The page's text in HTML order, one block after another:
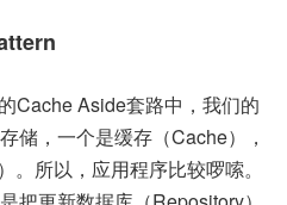
Cache Aside套路中，我们的
储，一个是缓存（Cache），
所以，应用程序比较啰嗦。